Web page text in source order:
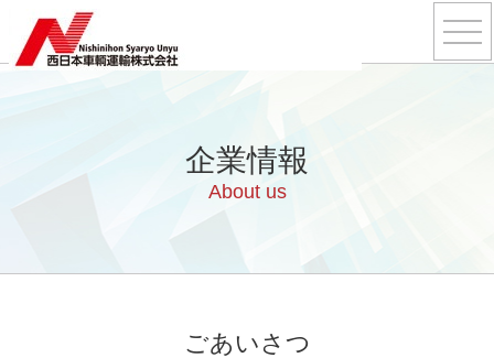
企業情報
About us
ごあいさつ